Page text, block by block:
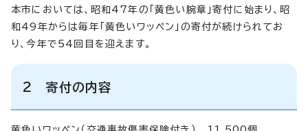
本市においては、昭和47年の「黄色い腕章」寄付に始まり、昭
和49年からは毎年「黄色いワッペン」の寄付が続けられてお
り、今年で54回目を迎えます。
2 寄付の内容